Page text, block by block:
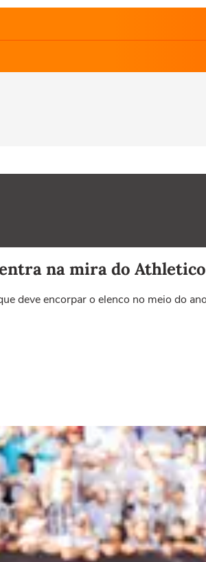
na mira do Athletico
deve encorpar o elenco no meio do